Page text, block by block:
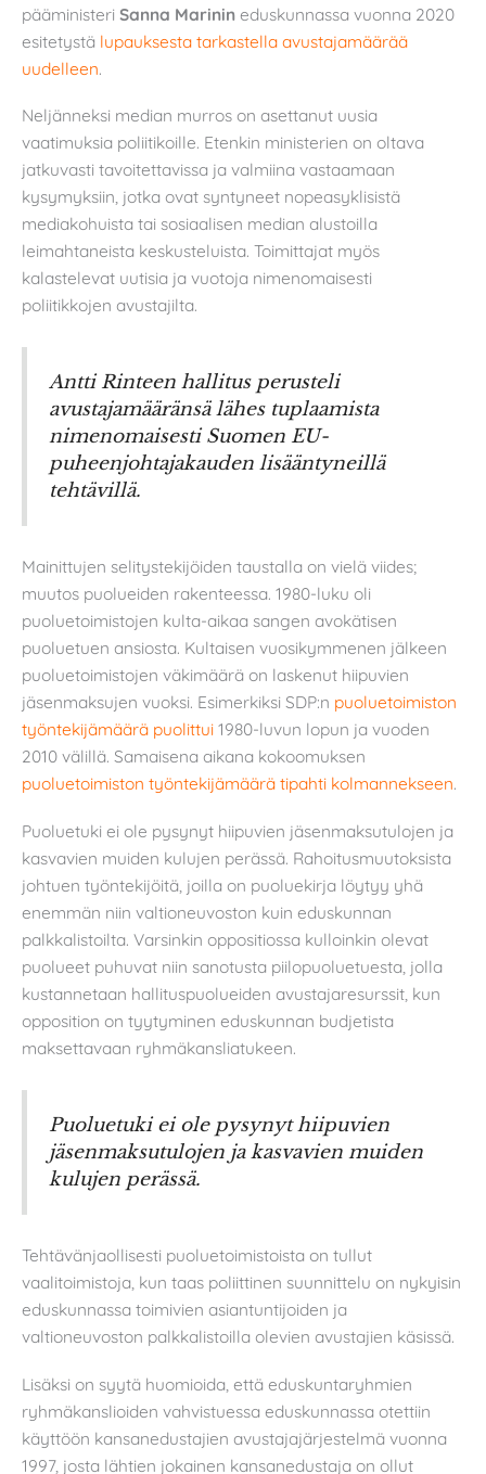
pääministeri Sanna Marinin eduskunnassa vuonna 2020
esitetystä lupauksesta tarkastella avustajamäärää
uudelleen.
Neljänneksi median murros on asettanut uusia
vaatimuksia poliitikoille. Etenkin ministerien on oltava
jatkuvasti tavoitettavissa ja valmiina vastaamaan
kysymyksiin, jotka ovat syntyneet nopeasyklisistä
mediakohuista tai sosiaalisen median alustoilla
leimahtaneista keskusteluista. Toimittajat myös
kalastelevat uutisia ja vuotoja nimenomaisesti
poliitikkojen avustajilta.
Antti Rinteen hallitus perusteli
avustajamääränsä lähes tuplaamista
nimenomaisesti Suomen EU-
puheenjohtajakauden lisääntyneillä
tehtävillä.
Mainittujen selitystekijöiden taustalla on vielä viides;
muutos puolueiden rakenteessa. 1980-luku oli
puoluetoimistojen kulta-aikaa sangen avokätisen
puoluetuen ansiosta. Kultaisen vuosikymmenen jälkeen
puoluetoimistojen väkimäärä on laskenut hiipuvien
jäsenmaksujen vuoksi. Esimerkiksi SDP:n puoluetoimiston
työntekijämäärä puolittui 1980-luvun lopun ja vuoden
2010 välillä. Samaisena aikana kokoomuksen
puoluetoimiston työntekijämäärä tipahti kolmannekseen.
Puoluetuki ei ole pysynyt hiipuvien jäsenmaksutulojen ja
kasvavien muiden kulujen perässä. Rahoitusmuutoksista
johtuen työntekijöitä, joilla on puoluekirja löytyy yhä
enemmän niin valtioneuvoston kuin eduskunnan
palkkalistoilta. Varsinkin oppositiossa kulloinkin olevat
puolueet puhuvat niin sanotusta piilopuoluetuesta, jolla
kustannetaan hallituspuolueiden avustajaresurssit, kun
opposition on tyytyminen eduskunnan budjetista
maksettavaan ryhmäkansliatukeen.
Puoluetuki ei ole pysynyt hiipuvien
jäsenmaksutulojen ja kasvavien muiden
kulujen perässä.
Tehtävänjaollisesti puoluetoimistoista on tullut
vaalitoimistoja, kun taas poliittinen suunnittelu on nykyisin
eduskunnassa toimivien asiantuntijoiden ja
valtioneuvoston palkkalistoilla olevien avustajien käsissä.
Lisäksi on syytä huomioida, että eduskuntaryhmien
ryhmäkanslioiden vahvistuessa eduskunnassa otettiin
käyttöön kansanedustajien avustajajärjestelmä vuonna
1997, josta lähtien jokainen kansanedustaja on ollut